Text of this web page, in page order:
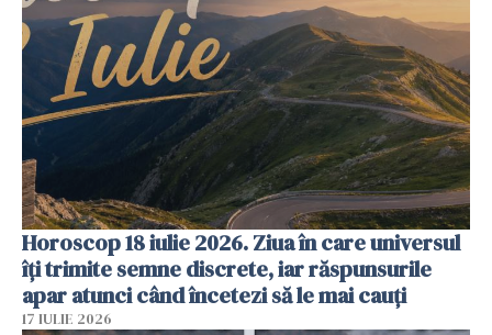
Horoscop 18 iulie 2026. Ziua în care universul
îți trimite semne discrete, iar răspunsurile
apar atunci când încetezi să le mai cauți
17 IULIE 2026